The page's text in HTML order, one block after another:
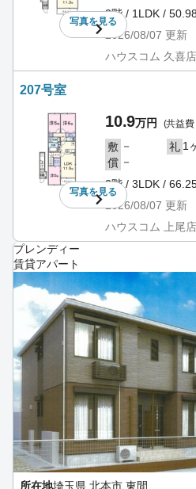
写真を見る
2階 / 1LDK /
2026/08/07 更新
ハウスコム 久喜店
207号室
写真を見る
10.9万円 (共益
敷 － 礼 1
償 －
2階 / 3LDK /
2026/08/07 更新
ハウスコム 上尾店
プレンディー
賃貸アパート
所在地埼玉県 北本市 東間